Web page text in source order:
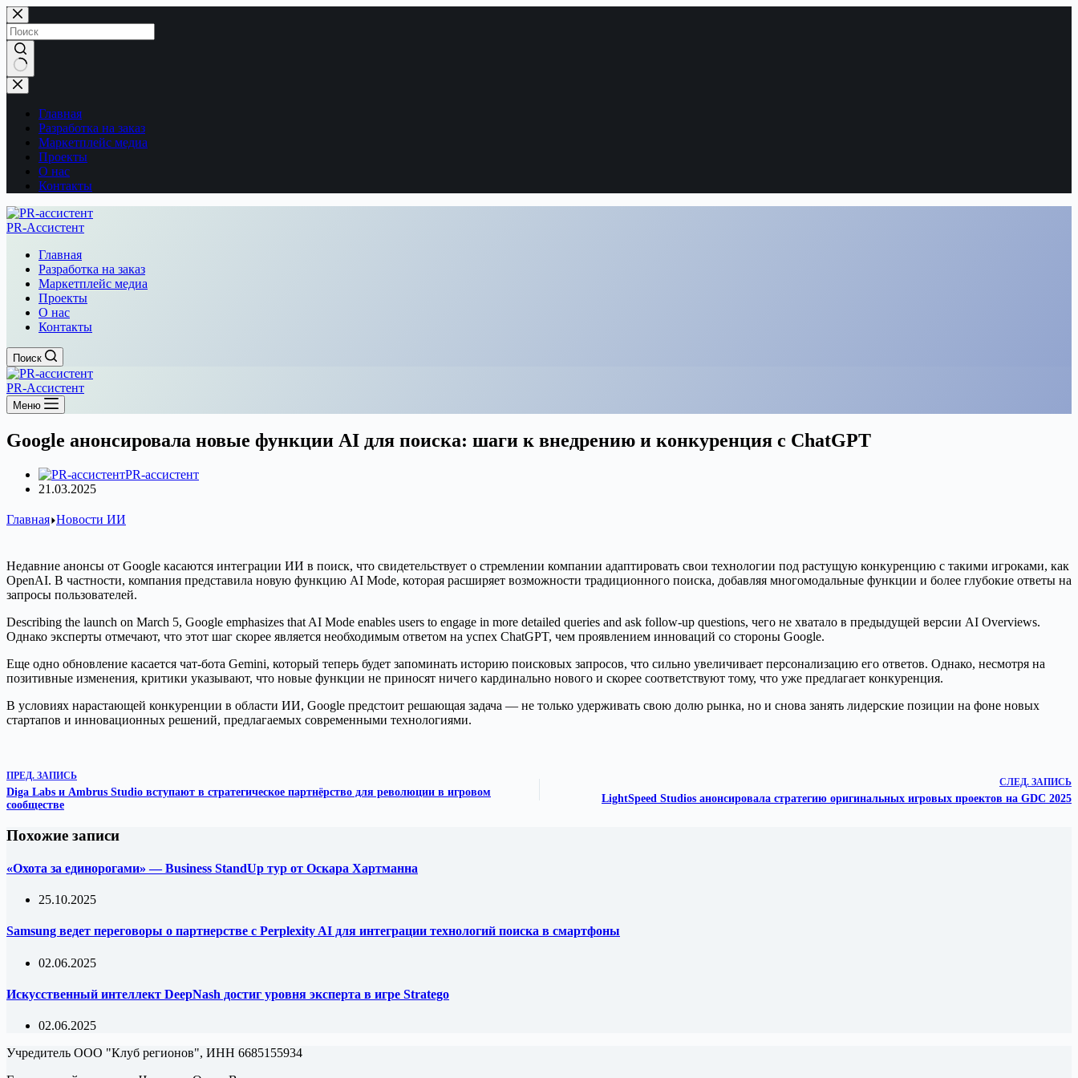
Перейти
к
сути
Ничего
не
найденоГлавная
Разработка на заказ
Маркетплейс медиа
Проекты
О нас
Контакты
PR-Ассистент
Главная
Разработка на заказ
Маркетплейс медиа
Проекты
О нас
Контакты
Поиск
PR-Ассистент
Меню
Google анонсировала новые функции AI для поиска: шаги к внедрению и конкуренция с ChatGPT
PR-ассистент
21.03.2025
Главная Новости ИИ
Недавние анонсы от Google касаются интеграции ИИ в поиск, что свидетельствует о стремлении компании адаптировать свои технологии под растущую конкуренцию с такими игроками, как
OpenAI. В частности, компания представила новую функцию AI Mode, которая расширяет возможности традиционного поиска, добавляя многомодальные функции и более глубокие ответы на
запросы пользователей.
Describing the launch on March 5, Google emphasizes that AI Mode enables users to engage in more detailed queries and ask follow-up questions, чего не хватало в предыдущей версии AI Overviews.
Однако эксперты отмечают, что этот шаг скорее является необходимым ответом на успех ChatGPT, чем проявлением инноваций со стороны Google.
Еще одно обновление касается чат-бота Gemini, который теперь будет запоминать историю поисковых запросов, что сильно увеличивает персонализацию его ответов. Однако, несмотря на
позитивные изменения, критики указывают, что новые функции не приносят ничего кардинально нового и скорее соответствуют тому, что уже предлагает конкуренция.
В условиях нарастающей конкуренции в области ИИ, Google предстоит решающая задача — не только удерживать свою долю рынка, но и снова занять лидерские позиции на фоне новых
стартапов и инновационных решений, предлагаемых современными технологиями.
ПРЕД. ЗАПИСЬ
Diga Labs и Ambrus Studio вступают в стратегическое партнёрство для революции в игровом
сообществе
СЛЕД. ЗАПИСЬ
LightSpeed Studios анонсировала стратегию оригинальных игровых проектов на GDC 2025
Похожие записи
«Охота за единорогами» — Business StandUp тур от Оскара Хартманна
25.10.2025
Samsung ведет переговоры о партнерстве с Perplexity AI для интеграции технологий поиска в смартфоны
02.06.2025
Искусственный интеллект DeepNash достиг уровня эксперта в игре Stratego
02.06.2025
Учредитель ООО "Клуб регионов", ИНН 6685155934